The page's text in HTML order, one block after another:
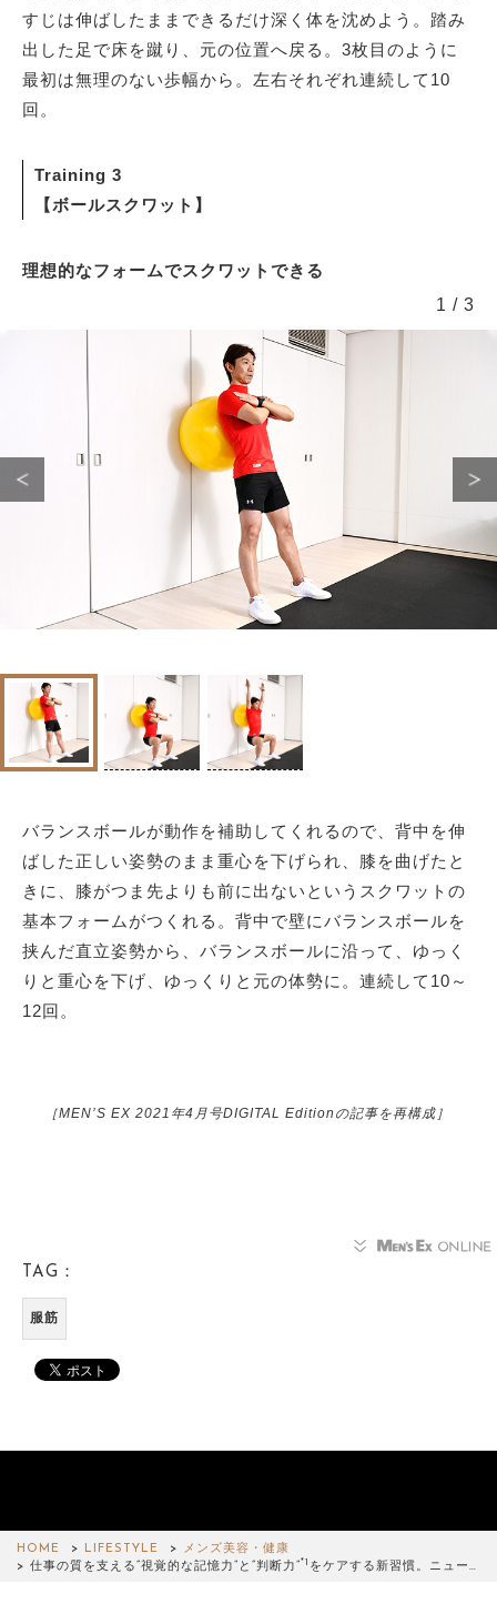
すじは伸ばしたままできるだけ深く体を沈めよう。踏み
出した足で床を蹴り、元の位置へ戻る。3枚目のように
最初は無理のない歩幅から。左右それぞれ連続して10
回。
Training 3
【ボールスクワット】
理想的なフォームでスクワットできる
1 / 3
バランスボールが動作を補助してくれるので、背中を伸
ばした正しい姿勢のまま重心を下げられ、膝を曲げたと
きに、膝がつま先よりも前に出ないというスクワットの
基本フォームがつくれる。背中で壁にバランスボールを
挟んだ直立姿勢から、バランスボールに沿って、ゆっく
りと重心を下げ、ゆっくりと元の体勢に。連続して10～
12回。
［MEN’S EX 2021年4月号DIGITAL Editionの記事を再構成］
TAG：
服筋
HOME LIFESTYLE
メンズ美容・健康
仕事の質を支える“視覚的な記憶力”と“判断力”*1 をケアする新習慣。ニュー…